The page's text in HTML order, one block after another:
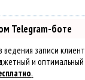
Telegram-боте
ведения записи
и
.